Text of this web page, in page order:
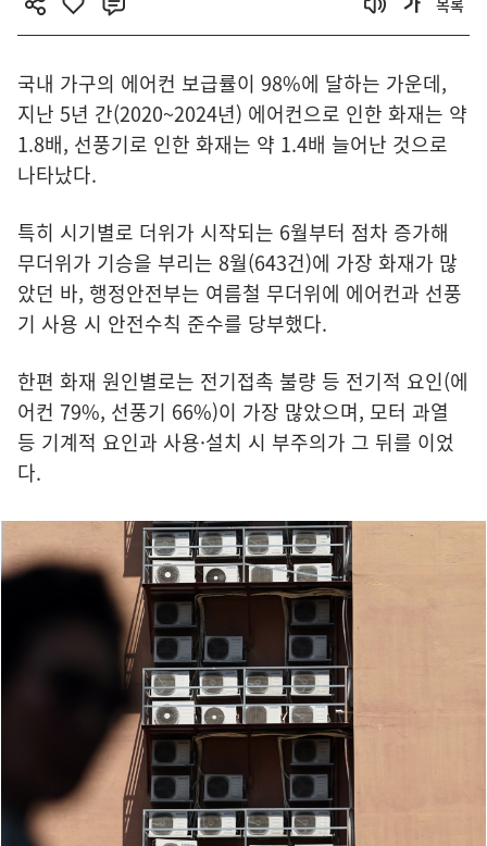
목록
국내 가구의 에어컨 보급률이 98%에 달하는 가운데,
지난 5년 간(2020~2024년) 에어컨으로 인한 화재는 약
1.8배, 선풍기로 인한 화재는 약 1.4배 늘어난 것으로
나타났다.
특히 시기별로 더위가 시작되는 6월부터 점차 증가해
무더위가 기승을 부리는 8월(643건)에 가장 화재가 많
았던 바, 행정안전부는 여름철 무더위에 에어컨과 선풍
기 사용 시 안전수칙 준수를 당부했다.
한편 화재 원인별로는 전기접촉 불량 등 전기적 요인(에
어컨 79%, 선풍기 66%)이 가장 많았으며, 모터 과열
등 기계적 요인과 사용·설치 시 부주의가 그 뒤를 이었
다.